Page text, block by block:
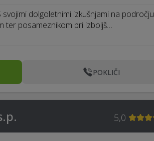
dolgoletnimi izkušnjami na področju
ter posameznikom pri izboljš…
POKLIČI
5,0